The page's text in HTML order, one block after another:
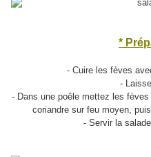
*
- Cuire les fèves
-
- Dans une poêle mettez les
coriandre sur feu moyen,
- Servir la